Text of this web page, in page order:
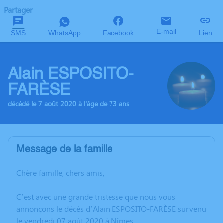
Partager
SMS WhatsApp Facebook E-mail Lien
Alain ESPOSITO-
FARÈSE
décédé le 7 août 2020 à l'âge de 73 ans
Message de la famille
Chère famille, chers amis,
C’est avec une grande tristesse que nous vous
annonçons le décès d’Alain ESPOSITO-FARÈSE survenu
le vendredi 07 août 2020 à Nîmes.